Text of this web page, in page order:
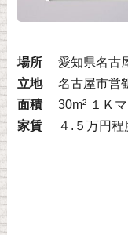
場所
愛知県名古
立地
名古屋市営
面積
30m² １Ｋ
家賃
４.５万円程